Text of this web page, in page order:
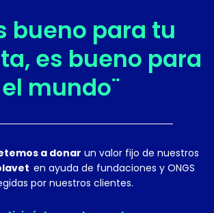
bueno para tu
es bueno para
el mundo¨
a donar un valor fijo de nuestros
en ayuda de fundaciones y ONGS
por nuestros clientes.